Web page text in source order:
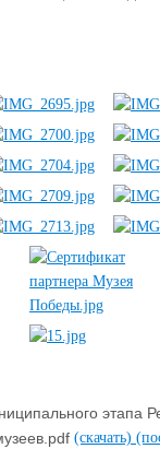
этапа
(скачать)